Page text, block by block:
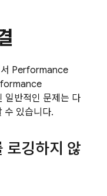
Performance
일반적인 문제는 다
수 있습니다.
로깅하지 않